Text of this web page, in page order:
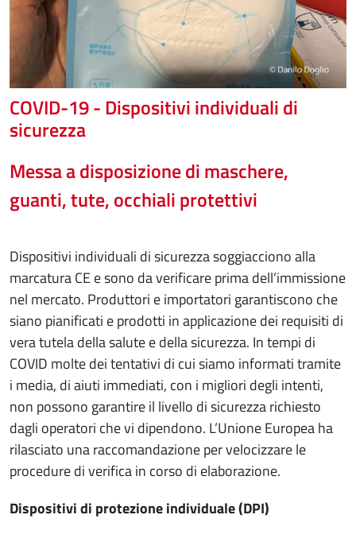
COVID-19 - Dispositivi individuali di
sicurezza
Messa a disposizione di maschere,
guanti, tute, occhiali protettivi
Dispositivi individuali di sicurezza soggiacciono alla
marcatura CE e sono da verificare prima dell’immissione
nel mercato. Produttori e importatori garantiscono che
siano pianificati e prodotti in applicazione dei requisiti di
vera tutela della salute e della sicurezza. In tempi di
COVID molte dei tentativi di cui siamo informati tramite
i media, di aiuti immediati, con i migliori degli intenti,
non possono garantire il livello di sicurezza richiesto
dagli operatori che vi dipendono. L’Unione Europea ha
rilasciato una raccomandazione per velocizzare le
procedure di verifica in corso di elaborazione.
Dispositivi di protezione individuale (DPI)